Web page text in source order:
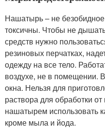
Нашатырь – не
токсичны. Чтобы не
средств нужно
резиновых перчатках,
одежду на все тело.
воздухе, не в помещении.
окна. Нельзя для
раствора для обработки
нашатырем использовать
кроме мыла и йода.